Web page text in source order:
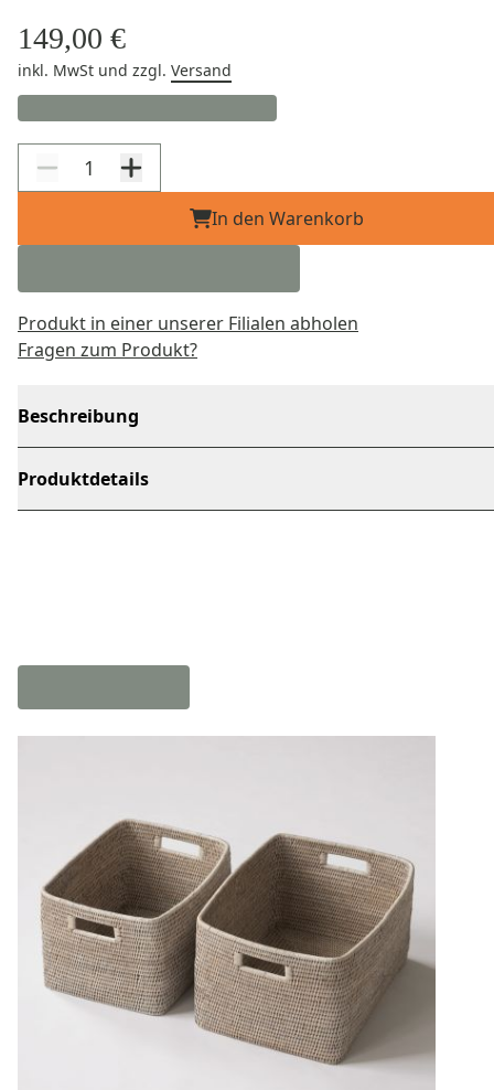
149,00 €
inkl. MwSt und zzgl. Versand
In den Warenkorb
Produkt in einer unserer Filialen abholen
Fragen zum Produkt?
Beschreibung
Produktdetails